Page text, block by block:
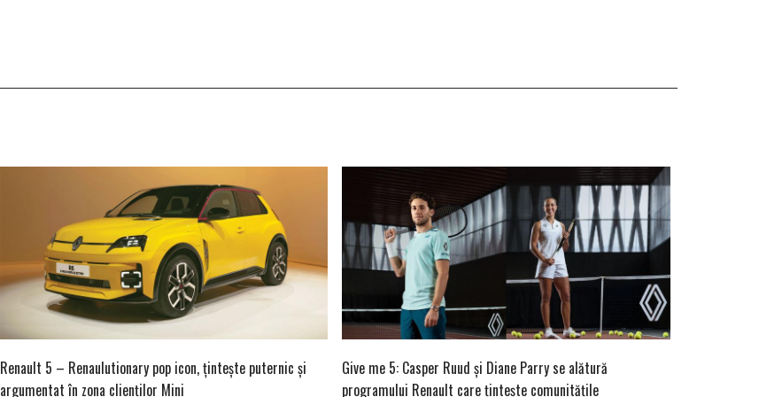
Renault 5 – Renaulutionary pop icon, țintește puternic și
argumentat în zona clienților Mini
Give me 5: Casper Ruud și Diane Parry se alătură
programului Renault care țintește comunitățile